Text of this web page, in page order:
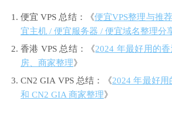
便宜 VPS 总结：《便宜VPS整理与推荐
宜主机 / 便宜服务器 / 便宜域名整理分
香港 VPS 总结：《2024 年最好用的
房、商家整理》
CN2 GIA VPS 总结：《2024 年最好用
和 CN2 GIA 商家整理》